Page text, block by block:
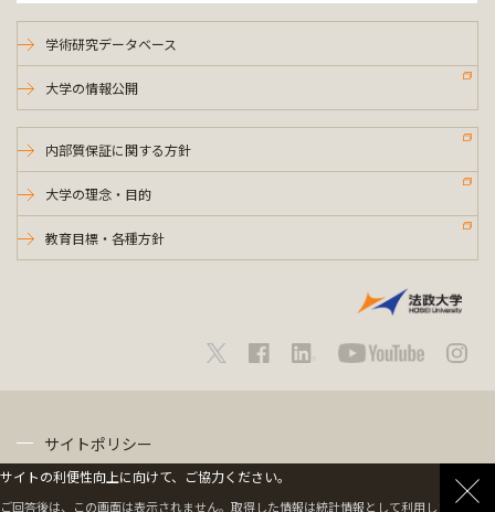
学術研究データベース
大学の情報公開
内部質保証に関する方針
大学の理念・目的
教育目標・各種方針
サイトポリシー
サイトの利便性向上に向けて、ご協力ください。
ご回答後は、この画面は表示されません。取得した情報は統計情報として利用します。